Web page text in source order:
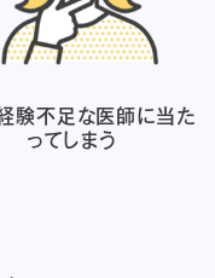
験不足な医師に当た
ってしまう